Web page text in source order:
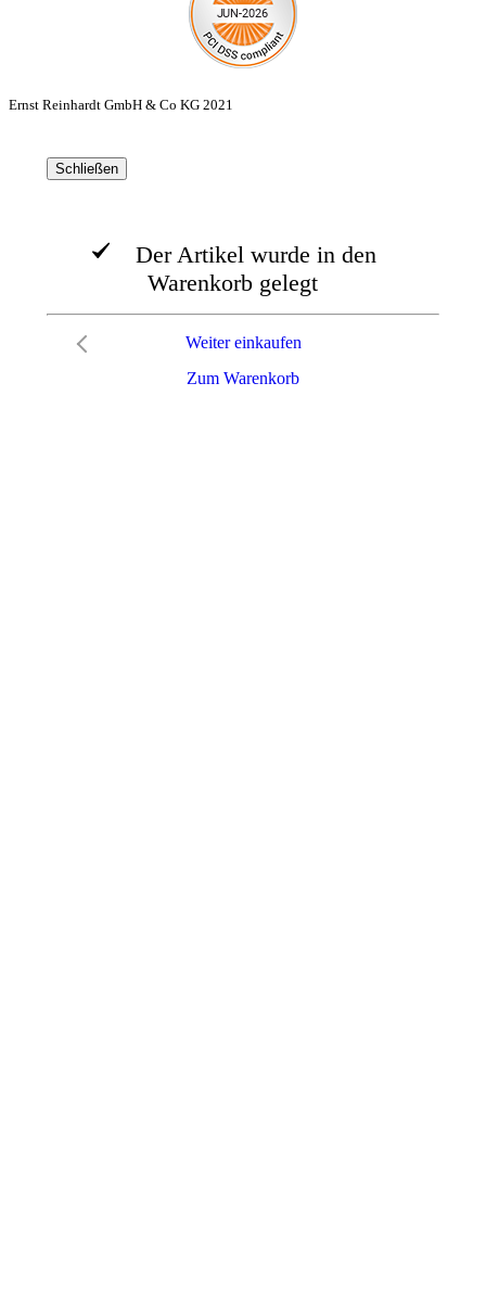
Ernst Reinhardt GmbH & Co KG 2021
Schließen
Der Artikel wurde in den
Warenkorb gelegt
Zum Warenkorb
Weiter einkaufen